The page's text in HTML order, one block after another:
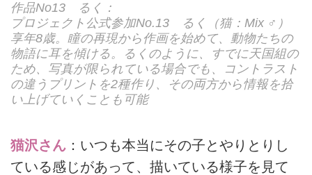
作品No13 るく：
プロジェクト公式参加No.13 るく（猫：Mix ♂）
享年8歳。瞳の再現から作画を始めて、動物たちの
物語に耳を傾ける。るくのように、すでに天国組の
ため、写真が限られている場合でも、コントラスト
の違うプリントを2種作り、その両方から情報を拾
い上げていくことも可能
猫沢さん ：いつも本当にその子とやりとりし
ている感じがあって、描いている様子を見て